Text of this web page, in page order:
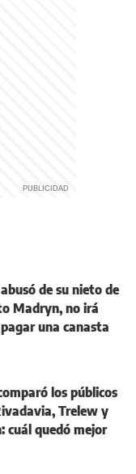
de su nieto de
Madryn, no irá
una canasta
los públicos
Trelew y
cuál quedó mejor